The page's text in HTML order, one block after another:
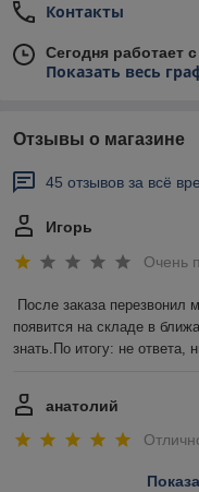
Контакты
Сегодня работает
Показать весь
Отзывы о магазине
45 отзывов за всё
Игорь
Очень
После заказа перезвонил
появится на складе в
знать.По итогу: не ответа,
анатолий